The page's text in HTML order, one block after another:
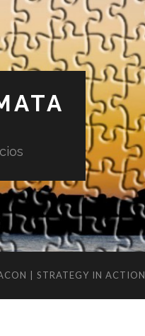
| STRATEGY IN ACTION